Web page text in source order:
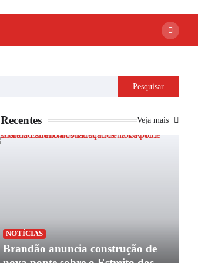
Pesquisar
Recentes Veja mais
NOTÍCIAS
Brandão anuncia construção de